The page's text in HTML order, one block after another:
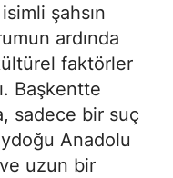
şahsın
ardında
faktörler
Başkentte
sadece bir suç
Anadolu
uzun bir